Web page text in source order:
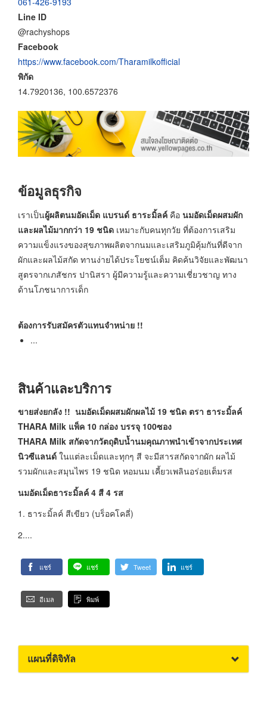
Line ID
@rachyshops
Facebook
https://www.facebook.com/Tharamilkofficial
พิกัด
14.7920136, 100.6572376
ข้อมูลธุรกิจ
เราเป็นผู้ผลิตนมอัดเม็ด แบรนด์ ธาระมิ้ลค์ คือ นมอัดเม็ดผสมผัก
และผลไม้มากกว่า 19 ชนิด เหมาะกับคนทุกวัย ที่ต้องการเสริม
ความแข็งแรงของสุขภาพผลิตจากนมและเสริมภูมิคุ้มกันที่ดีจาก
ผักและผลไม้สกัด ทานง่ายได้ประโยชน์เต็ม คิดค้นวิจัยและพัฒนา
สูตรจากเภสัชกร ปานิสรา ผู้มีความรู้และความเชี่ยวชาญ ทาง
ด้านโภชนาการเด็ก
ต้องการรับสมัครตัวแทนจำหน่าย !!
...
สินค้าและบริการ
ขายส่งยกลัง !! นมอัดเม็ดผสมผักผลไม้ 19 ชนิด ตรา ธาระมิ้ลค์
THARA Milk แพ็ค 10 กล่อง บรรจุ 100ซอง
THARA Milk สกัดจากวัตถุดิบน้ำนมคุณภาพนำเข้าจากประเทศ
นิวซีแลนด์ ในแต่ละเม็ดและทุกๆ สี จะมีสารสกัดจากผัก ผลไม้
รวมผักและสมุนไพร 19 ชนิด หอมนม เคี้ยวเพลินอร่อยเต็มรส
นมอัดเม็ดธาระมิ้ลค์ 4 สี 4 รส
1. ธาระมิ้ลค์ สีเขียว (บร็อคโคลี่)
2....
แชร์ แชร์ Tweet แชร์
อีเมล พิมพ์
แผนที่ดิจิทัล